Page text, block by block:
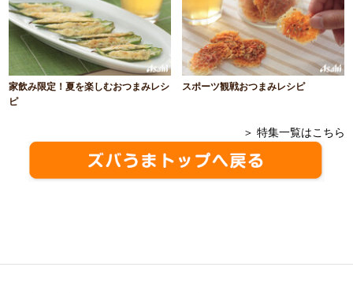
家飲み限定！夏を楽しむおつまみレシ
ピ
スポーツ観戦おつまみレシピ
＞ 特集一覧はこちら